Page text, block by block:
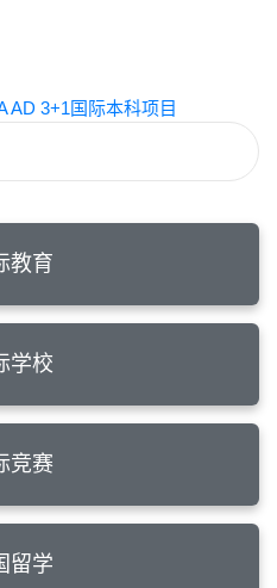
教育
学校
竞赛
留学